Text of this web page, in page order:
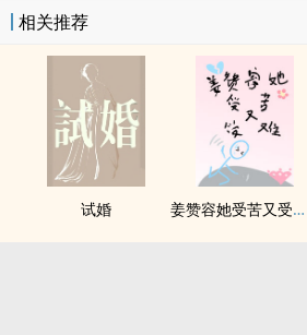
相关推荐
试婚 姜赞容她受苦又受难（NPH）